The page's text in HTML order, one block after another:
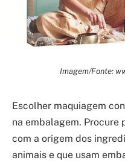
Imagem/Fonte:
Escolher maquiagem
na embalagem. Procure
com a origem dos
animais e que usam